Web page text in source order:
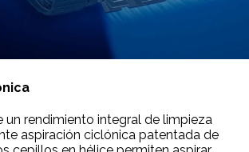
un rendimiento integral de limpieza
aspiración ciclónica patentada de